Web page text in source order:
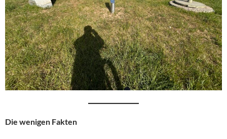
Die wenigen Fakten